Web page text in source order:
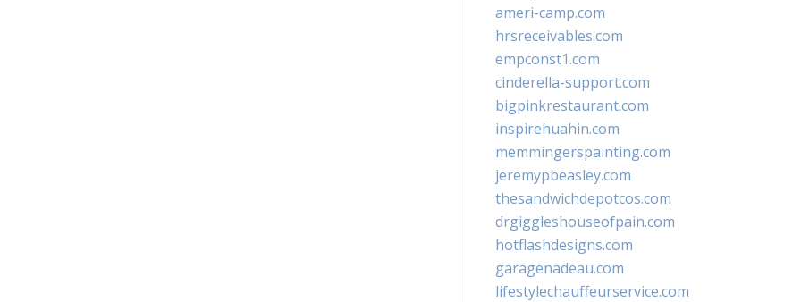
ameri-camp.com
hrsreceivables.com
empconst1.com
cinderella-support.com
bigpinkrestaurant.com
inspirehuahin.com
memmingerspainting.com
jeremypbeasley.com
thesandwichdepotcos.com
drgiggleshouseofpain.com
hotflashdesigns.com
garagenadeau.com
lifestylechauffeurservice.com